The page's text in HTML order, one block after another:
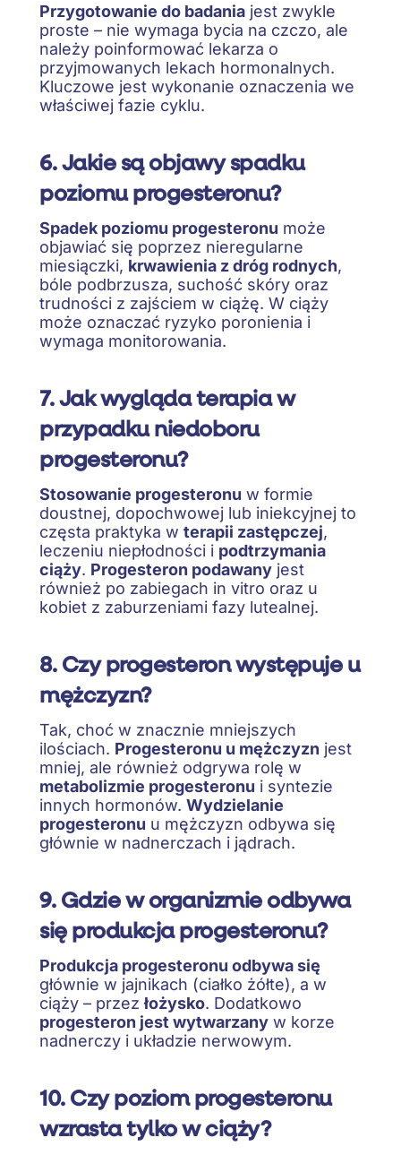
Przygotowanie do badania jest zwykle
proste – nie wymaga bycia na czczo, ale
należy poinformować lekarza o
przyjmowanych lekach hormonalnych.
Kluczowe jest wykonanie oznaczenia we
właściwej fazie cyklu.
6. Jakie są objawy spadku
poziomu progesteronu?
Spadek poziomu progesteronu może
objawiać się poprzez nieregularne
miesiączki, krwawienia z dróg rodnych,
bóle podbrzusza, suchość skóry oraz
trudności z zajściem w ciążę. W ciąży
może oznaczać ryzyko poronienia i
wymaga monitorowania.
7. Jak wygląda terapia w
przypadku niedoboru
progesteronu?
Stosowanie progesteronu w formie
doustnej, dopochwowej lub iniekcyjnej to
częsta praktyka w terapii zastępczej,
leczeniu niepłodności i podtrzymania
ciąży. Progesteron podawany jest
również po zabiegach in vitro oraz u
kobiet z zaburzeniami fazy lutealnej.
8. Czy progesteron występuje u
mężczyzn?
Tak, choć w znacznie mniejszych
ilościach. Progesteronu u mężczyzn jest
mniej, ale również odgrywa rolę w
metabolizmie progesteronu i syntezie
innych hormonów. Wydzielanie
progesteronu u mężczyzn odbywa się
głównie w nadnerczach i jądrach.
9. Gdzie w organizmie odbywa
się produkcja progesteronu?
Produkcja progesteronu odbywa się
głównie w jajnikach (ciałko żółte), a w
ciąży – przezłożysko. Dodatkowo
progesteron jest wytwarzany w korze
nadnerczy i układzie nerwowym.
10. Czy poziom progesteronu
wzrasta tylko w ciąży?